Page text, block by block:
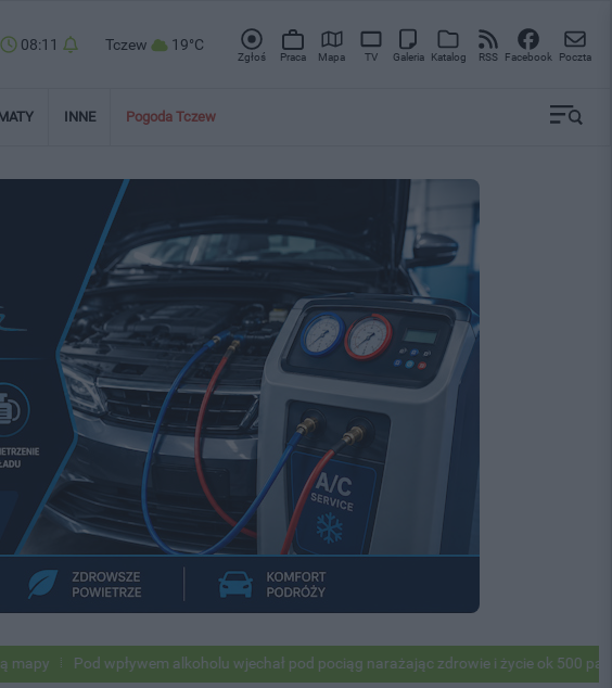
08:11 Tczew 19°C
Zgłoś Praca Mapa TV Galeria Katalog RSS Facebook Poczta
INNE Pogoda Tczew
wpływem alkoholu wjechał pod pociąg narażając zdrowie i życie ok 500 pasażerów!